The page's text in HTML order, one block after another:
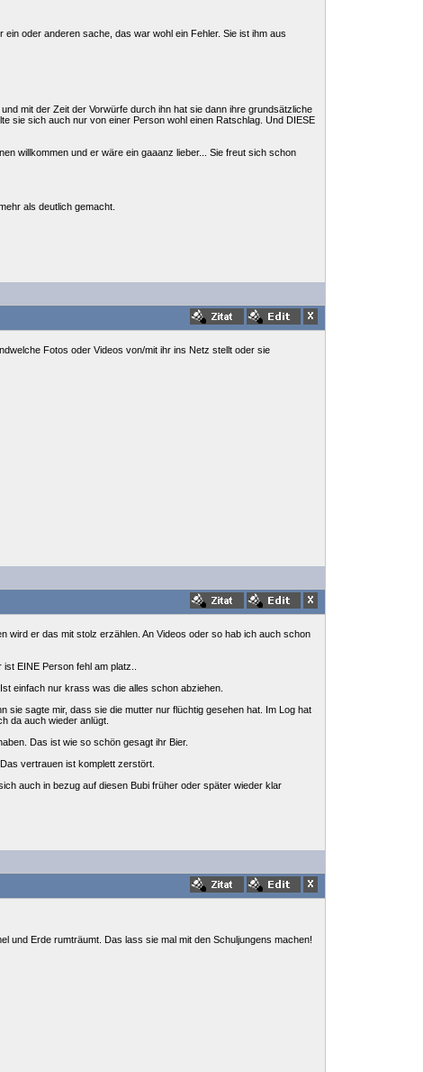
oder anderen sache, das war wohl ein Fehler. Sie ist ihm aus
mit der Zeit der Vorwürfe durch ihn hat sie dann ihre grundsätzliche
sie sich auch nur von einer Person wohl einen Ratschlag. Und DIESE
willkommen und er wäre ein gaaanz lieber... Sie freut sich schon
als deutlich gemacht.
Fotos oder Videos von/mit ihr ins Netz stellt oder sie
er das mit stolz erzählen. An Videos oder so hab ich auch schon
EINE Person fehl am platz..
einfach nur krass was die alles schon abziehen.
sie sagte mir, dass sie die mutter nur flüchtig gesehen hat. Im Log hat
da auch wieder anlügt.
Das ist wie so schön gesagt ihr Bier.
vertrauen ist komplett zerstört.
auch in bezug auf diesen Bubi früher oder später wieder klar
und Erde rumträumt. Das lass sie mal mit den Schuljungens machen!